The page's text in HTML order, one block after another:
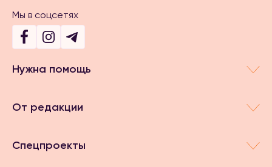
Мы в соцсетях
Нужна помощь
От редакции
Спецпроекты